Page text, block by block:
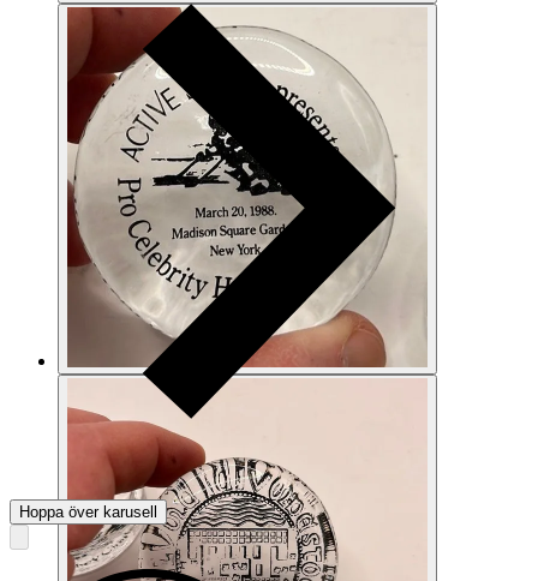
Hoppa över karusell